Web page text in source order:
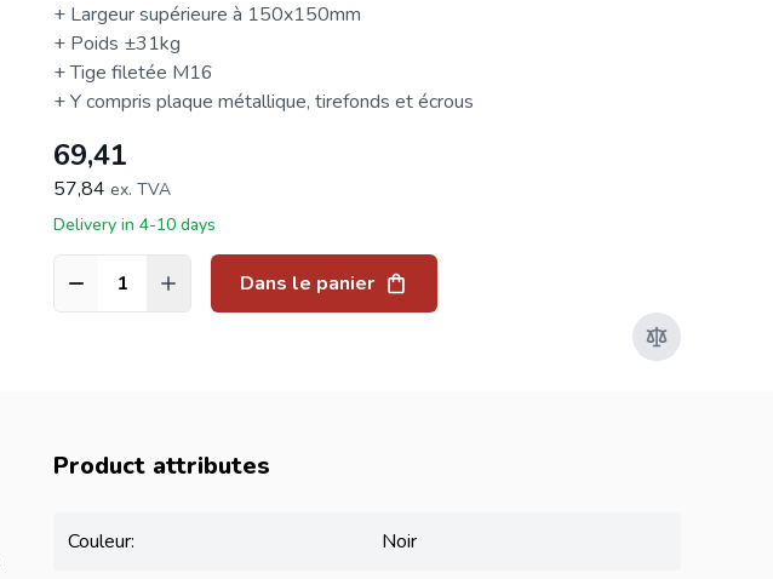
+ Largeur supérieure à 150x150mm
+ Poids ±31kg
+ Tige filetée M16
+ Y compris plaque métallique, tirefonds et écrous
69,41
57,84 ex. TVA
Delivery in 4-10 days
Quantité Dans le panier
Product attributes
Couleur: Noir